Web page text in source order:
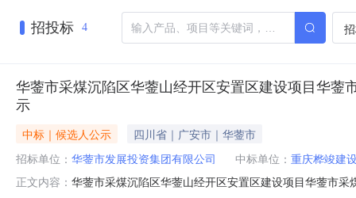
招投标 4
华蓥市采煤沉陷区华蓥山经开区安置区建设项目华
示
中标｜候选人公示
四川省｜广安市｜华蓥市
招标单位： 华蓥市发展投资集团有限公司 中标单位： 重庆桦竣建
正文内容： 华蓥市采煤沉陷区华蓥山经开区安置区建设项目华蓥市